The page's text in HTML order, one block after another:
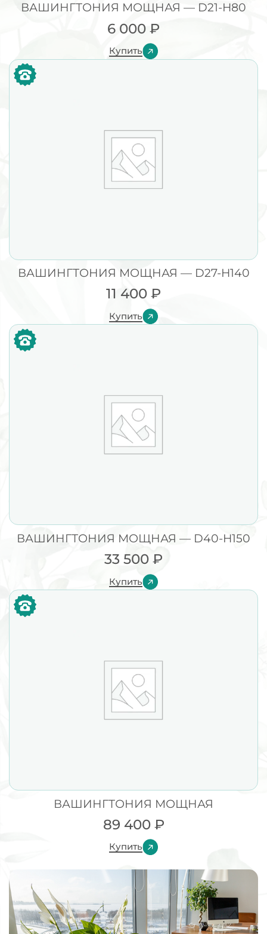
ВАШИНГТОНИЯ МОЩНАЯ — D21-H80
6 000 ₽
Купить
ВАШИНГТОНИЯ МОЩНАЯ — D27-H140
11 400 ₽
Купить
ВАШИНГТОНИЯ МОЩНАЯ — D40-H150
33 500 ₽
Купить
ВАШИНГТОНИЯ МОЩНАЯ
89 400 ₽
Купить